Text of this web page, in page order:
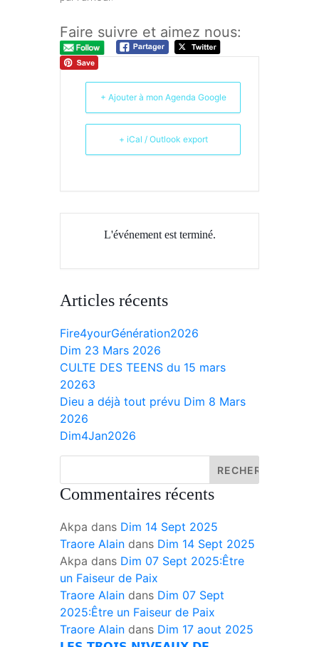
Faire suivre et aimez nous:
+ Ajouter à mon Agenda Google
+ iCal / Outlook export
L'événement est terminé.
Articles récents
Fire4yourGénération2026
Dim 23 Mars 2026
CULTE DES TEENS du 15 mars
20263
Dieu a déjà tout prévu Dim 8 Mars
2026
Dim4Jan2026
Commentaires récents
Akpa dans Dim 14 Sept 2025
Traore Alain dans Dim 14 Sept 2025
Akpa dans Dim 07 Sept 2025:Être
un Faiseur de Paix
Traore Alain dans Dim 07 Sept
2025:Être un Faiseur de Paix
Traore Alain dans Dim 17 aout 2025